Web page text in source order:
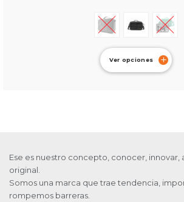
Ver opciones
Ese es nuestro concepto, conocer, innovar,
original.
Somos una marca que trae tendencia,
rompemos barreras.